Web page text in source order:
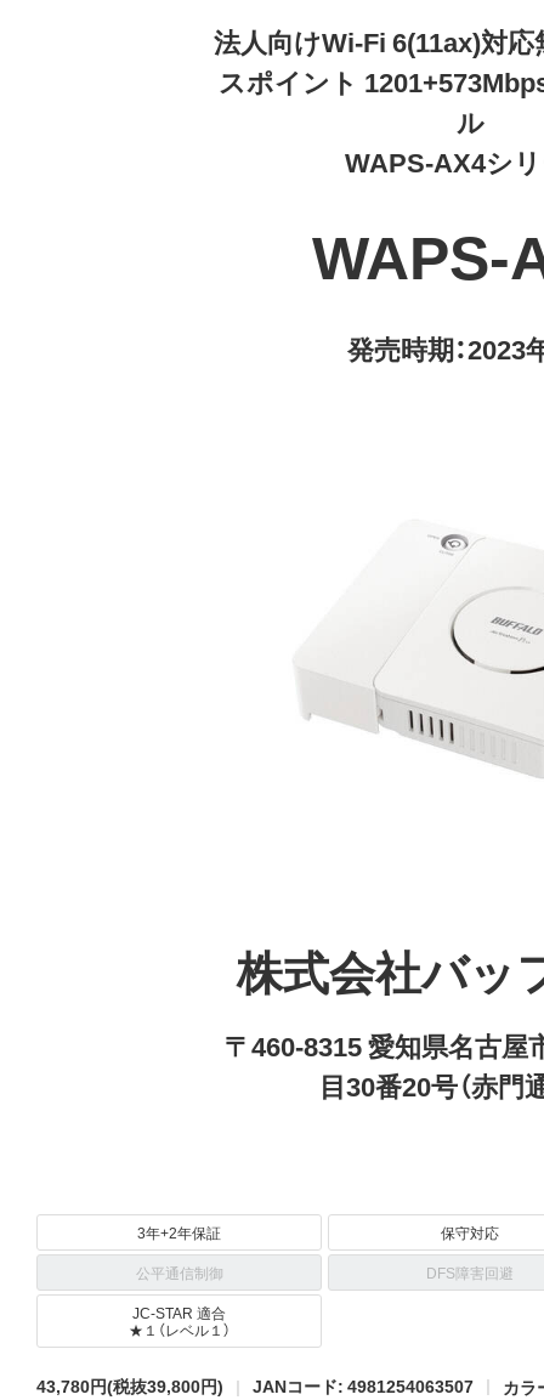
法人向けWi-Fi 6(11ax)対
スポイント
ル
WAPS-AX4シ
WAPS-
発売時期：2023
株式会社バッ
〒460-8315 愛知県名古屋
目30番20号（赤門
3年+2年保証
保守対応
公平通信制御
DFS障害回避
JC-STAR 適合
★１（レベル１）
43,780円(税抜39,800円) JANコード: 4981254063507 カラ